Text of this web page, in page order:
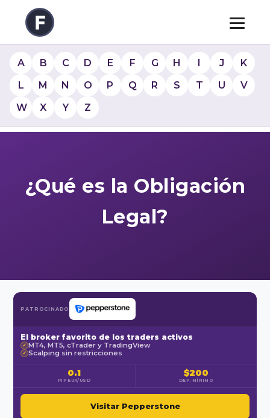
A B C D E F G H I J
K
L
M N O P Q R S T U
V
W
X Y Z
¿Qué es la Obligación
Legal?
PATROCINADO
El broker favorito de los traders activos
✓ MT4, MT5, cTrader y TradingView
✓ Scalping sin restricciones
0.1
PIP EUR/USD
$200
DEP. MÍNIMO
Visitar Pepperstone